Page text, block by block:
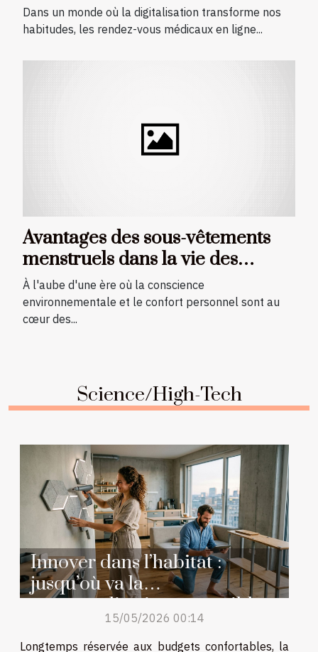
Dans un monde où la digitalisation transforme nos
habitudes, les rendez-vous médicaux en ligne...
Avantages des sous-vêtements
menstruels dans la vie des
femmes
À l'aube d'une ère où la conscience
environnementale et le confort personnel sont au
cœur des...
Science/High-Tech
Innover dans l’habitat :
jusqu’où va la
personnalisation accessible
15/05/2026 00:14
Longtemps réservée aux budgets confortables, la